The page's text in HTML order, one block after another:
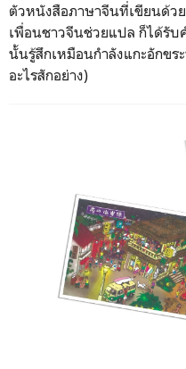
ตัวหนังสือภาษาจีนที่เขียนด้ว
เพื่อนชาวจีนช่วยแปล ก็ได้รับ
นั้นรู้สึกเหมือนกำลังแกะอักข
อะไรสักอย่าง)